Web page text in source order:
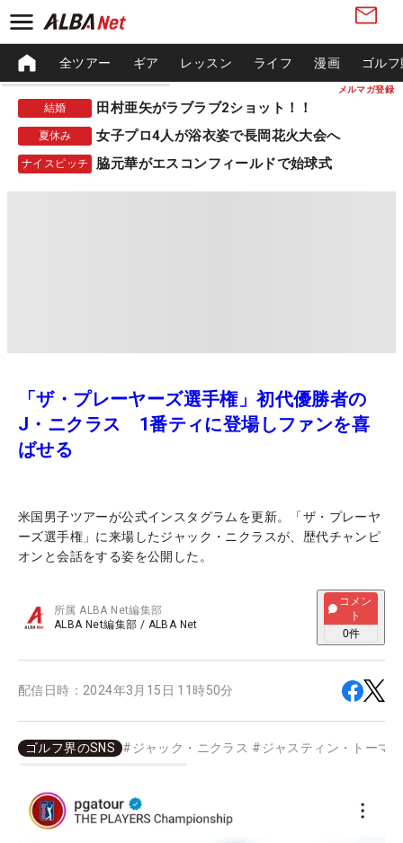
メルマガ登録
全ツアー ギア レッスン ライフ 漫画 ゴル
結婚 田村亜矢がラブラブ2ショット！！
夏休み 女子プロ4人が浴衣姿で長岡花火大会へ
ナイスピッチ 脇元華がエスコンフィールドで始球式
「ザ・プレーヤーズ選手権」初代優勝者の
J・ニクラス 1番ティに登場しファンを喜
ばせる
米国男子ツアーが公式インスタグラムを更新。「ザ・プレーヤ
ーズ選手権」に来場したジャック・ニクラスが、歴代チャンピ
オンと会話をする姿を公開した。
所属ALBA Net編集部
ALBA Net編集部 / ALBA Net
コメン
ト
0件
配信日時： 2024年3月15日 11時50分
ゴルフ界のSNS # ジャック・ニクラス # ジャスティン・トーマ